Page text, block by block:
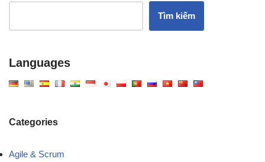
Tìm kiếm
Languages
Categories
Agile & Scrum